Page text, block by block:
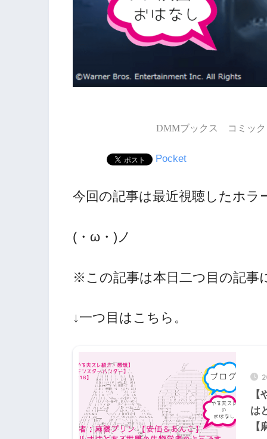
DMMブックス コミッ
Pocket
今回の記事は最近視聴したホ
(・ω・)ノ
※この記事は本日二つ目の記事
↓一つ目はこちら。
は